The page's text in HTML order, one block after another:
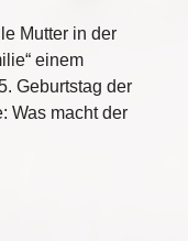
Mutter in der
einem
Geburtstag der
Was macht der